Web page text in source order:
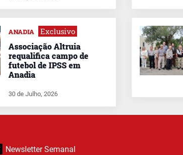
ANADIA Exclusivo
Associação Altruia
requalifica campo de
futebol de IPSS em
Anadia
30 de Julho, 2026
Newsletter Semanal